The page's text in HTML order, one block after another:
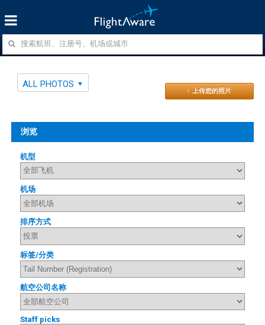
ALL PHOTOS
↑ 上传您的照片
浏览
机型
机场
排序方式
标签/分类
航空公司名称
Staff picks